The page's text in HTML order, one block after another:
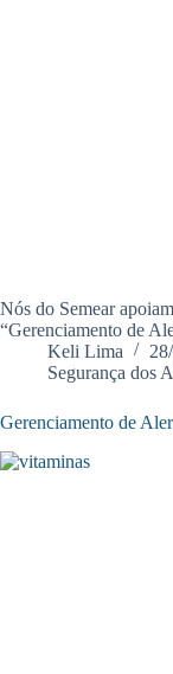
Nós do Semear
“Gerenciamento de
Keli Lima
Segurança dos
Gerenciamento de